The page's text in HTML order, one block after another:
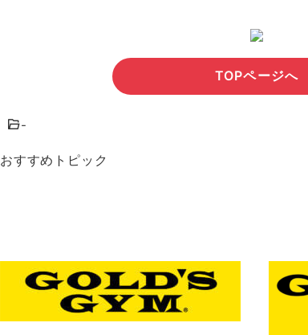
TOPページへ
-
おすすめトピック